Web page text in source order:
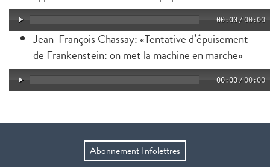
00:00 /00:00
Jean-François Chassay: «Tentative d’épuisement
de Frankenstein: on met la machine en marche»
00:00 /00:00
Abonnement Infolettres